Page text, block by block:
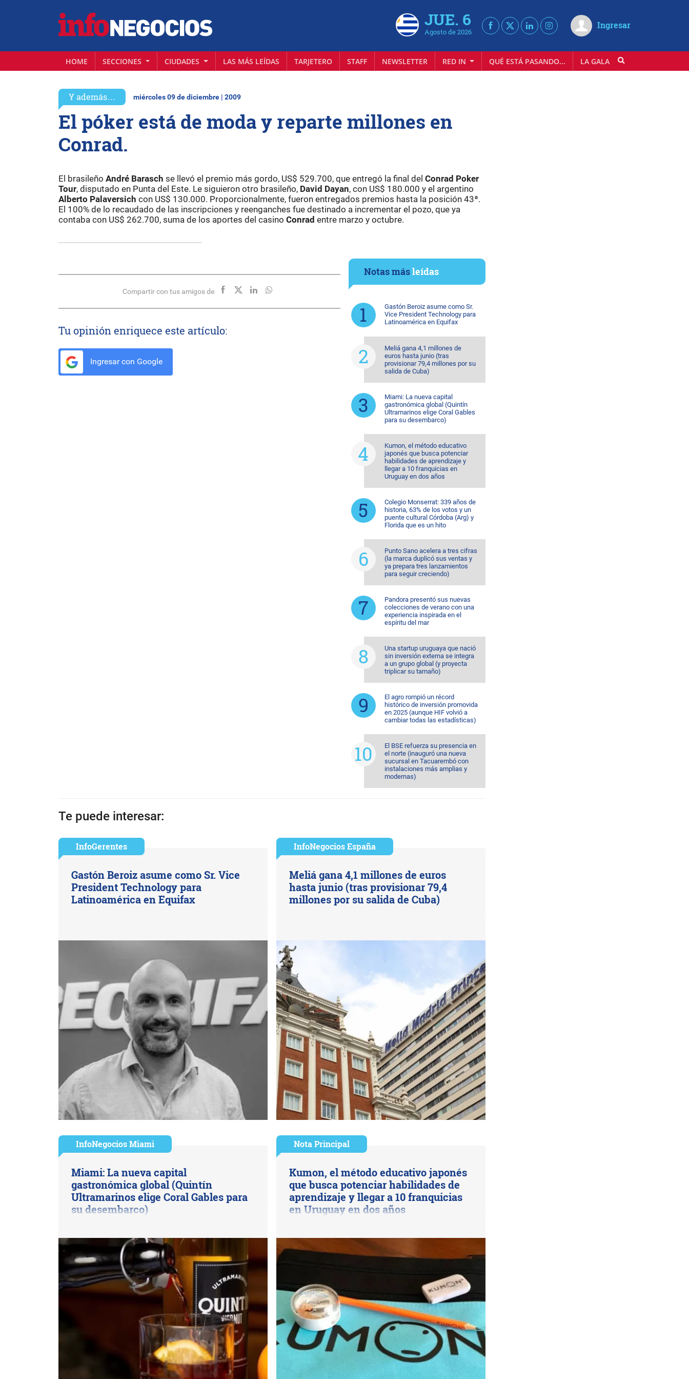
JUE. 6
Agosto de 2026
Ingresar
HOME SECCIONES CIUDADES LAS MÁS LEÍDAS TARJETERO STAFF NEWSLETTER RED IN QUÉ ESTÁ PASANDO... LA GALA INFOSTYLE
Y además… miércoles 09 de diciembre | 2009
El póker está de moda y reparte millones en
Conrad.
El brasileño André Barasch se llevó el premio más gordo, US$ 529.700, que entregó la final del Conrad Poker
Tour, disputado en Punta del Este. Le siguieron otro brasileño, David Dayan, con US$ 180.000 y el argentino
Alberto Palaversich con US$ 130.000. Proporcionalmente, fueron entregados premios hasta la posición 43ª.
El 100% de lo recaudado de las inscripciones y reenganches fue destinado a incrementar el pozo, que ya
contaba con US$ 262.700, suma de los aportes del casino Conrad entre marzo y octubre.
Compartir con tus amigos de
Tu opinión enriquece este artículo:
Ingresar con Google
Notas másleídas
Gastón Beroiz asume como Sr.
Vice President Technology para
Latinoamérica en Equifax
Meliá gana 4,1 millones de
euros hasta junio (tras
provisionar 79,4 millones por su
salida de Cuba)
Miami: La nueva capital
gastronómica global (Quintín
Ultramarinos elige Coral Gables
para su desembarco)
Kumon, el método educativo
japonés que busca potenciar
habilidades de aprendizaje y
llegar a 10 franquicias en
Uruguay en dos años
Colegio Monserrat: 339 años de
historia, 63% de los votos y un
puente cultural Córdoba (Arg) y
Florida que es un hito
Punto Sano acelera a tres cifras
(la marca duplicó sus ventas y
ya prepara tres lanzamientos
para seguir creciendo)
Pandora presentó sus nuevas
colecciones de verano con una
experiencia inspirada en el
espíritu del mar
Una startup uruguaya que nació
sin inversión externa se integra
a un grupo global (y proyecta
triplicar su tamaño)
El agro rompió un récord
histórico de inversión promovida
en 2025 (aunque HIF volvió a
cambiar todas las estadísticas)
El BSE refuerza su presencia en
el norte (inauguró una nueva
sucursal en Tacuarembó con
instalaciones más amplias y
modernas)
Te puede interesar:
InfoGerentes
Gastón Beroiz asume como Sr. Vice
President Technology para
Latinoamérica en Equifax
InfoNegocios España
Meliá gana 4,1 millones de euros
hasta junio (tras provisionar 79,4
millones por su salida de Cuba)
InfoNegocios Miami
Miami: La nueva capital
gastronómica global (Quintín
Ultramarinos elige Coral Gables para
su desembarco)
Nota Principal
Kumon, el método educativo japonés
que busca potenciar habilidades de
aprendizaje y llegar a 10 franquicias
en Uruguay en dos años